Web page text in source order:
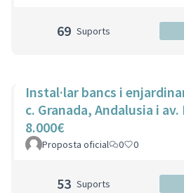
69 Suports
Instal·lar bancs i
c. Granada, Andalusia i av.
8.000€
Proposta oficial 0 0
53 Suports